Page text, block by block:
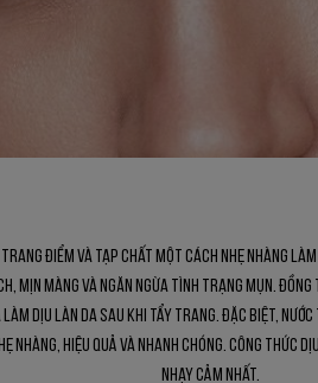
trang điểm và tạp chất một cách nhẹ nhàng
mịn màng và ngăn ngừa tình trạng mụn.
dịu làn da sau khi tẩy trang. Đặc biệt,
hiệu quả và nhanh chóng. Công thức
nhạy cảm nhất.